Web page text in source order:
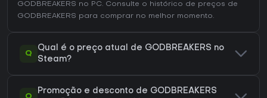
GODBREAKERS no PC. Consulte o histórico de preços de
GODBREAKERS para comprar no melhor momento.
Q
Qual é o preço atual de GODBREAKERS no
Steam?
Promoção e desconto de GODBREAKERS